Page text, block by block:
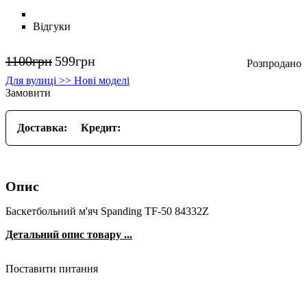
Відгуки
1100грн 599грн
Для вулиці >> Нові моделі
Замовити
Доставка: Кредит:
Опис
Баскетбольний м'яч Spanding TF-50 84332Z
Детальний опис товару ...
Поставити питання